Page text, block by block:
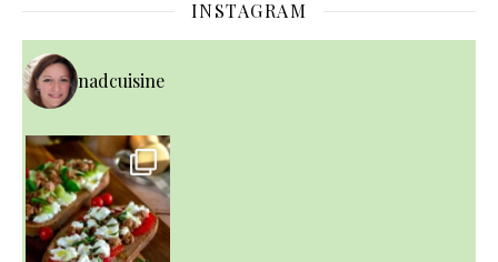
INSTAGRAM
nadcuisine